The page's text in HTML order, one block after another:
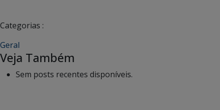
Categorias :
Geral
Veja Também
Sem posts recentes disponíveis.